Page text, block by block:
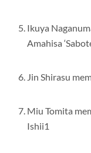
Ikuya
Amahisa
Jin Shirasu
Miu Tomita
Ishii1